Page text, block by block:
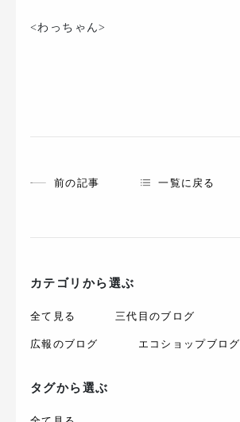
<わっちゃん>
前の記事 一覧に戻る
カテゴリから選ぶ
全て見る 三代目のブログ
広報のブログ エコショップブログ
タグから選ぶ